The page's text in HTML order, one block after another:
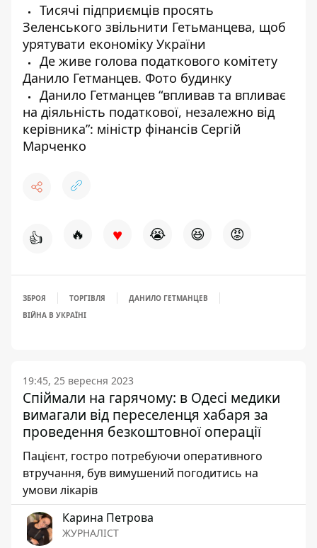
Тисячі підприємців просять
Зеленського звільнити Гетьманцева, щоб
урятувати економіку України
Де живе голова податкового комітету
Данило Гетманцев. Фото будинку
Данило Гетманцев “впливав та впливає
на діяльність податкової, незалежно від
керівника”: міністр фінансів Сергій
Марченко
👍 🔥 ♥ 😭 😆 😡
ЗБРОЯ ТОРГІВЛЯ
ДАНИЛО ГЕТМАНЦЕВ
ВІЙНА В УКРАЇНІ
19:45, 25 вересня 2023
Спіймали на гарячому: в Одесі медики
вимагали від переселенця хабаря за
проведення безкоштовної операції
Пацієнт, гостро потребуючи оперативного
втручання, був вимушений погодитись на
умови лікарів
Карина Петрова
ЖУРНАЛІСТ